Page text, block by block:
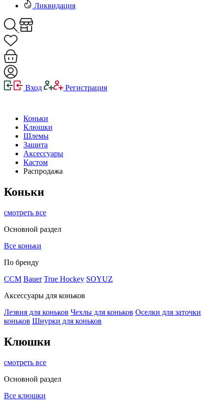
Ликвидация
Вход Регистрация
Коньки
Клюшки
Шлемы
Защита
Аксессуары
Кастом
Распродажа
Коньки
смотреть все
Основной раздел
Все коньки
По бренду
ССМ Bauer True Hockey SOYUZ
Аксессуары для коньков
Лезвия для коньков Чехлы для коньков Оселки для заточки
коньков Шнурки для коньков
Клюшки
смотреть все
Основной раздел
Все клюшки